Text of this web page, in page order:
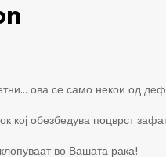
ова се само некои од
кој обезбедува поцврст
во Вашата рака!